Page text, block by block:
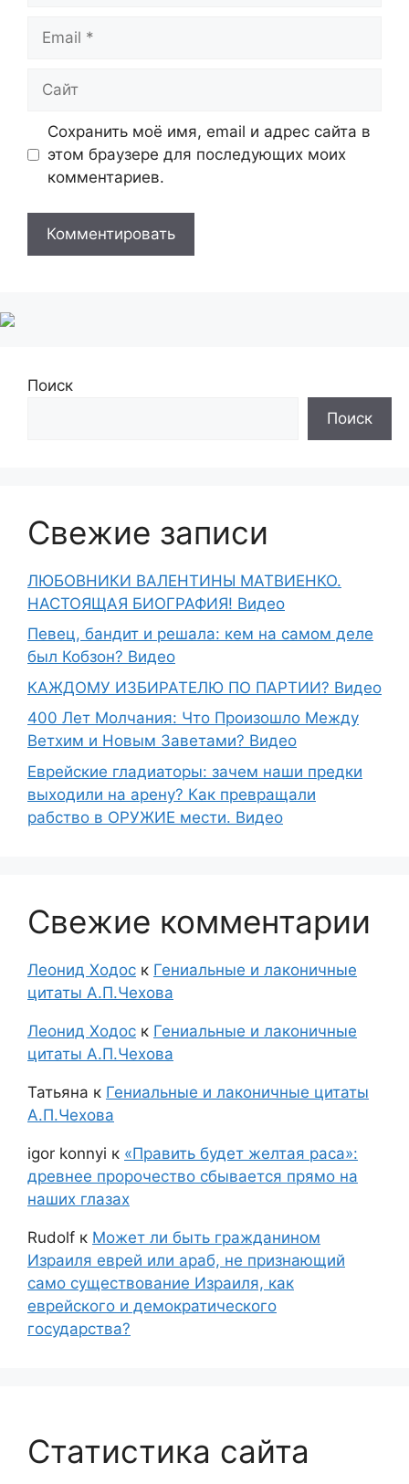
Email
Сайт
Сохранить моё имя, email и адрес сайта в
этом браузере для последующих моих
комментариев.
Поиск
Поиск
Свежие записи
ЛЮБОВНИКИ ВАЛЕНТИНЫ МАТВИЕНКО.
НАСТОЯЩАЯ БИОГРАФИЯ! Видео
Певец, бандит и решала: кем на самом деле
был Кобзон? Видео
КАЖДОМУ ИЗБИРАТЕЛЮ ПО ПАРТИИ? Видео
400 Лет Молчания: Что Произошло Между
Ветхим и Новым Заветами? Видео
Еврейские гладиаторы: зачем наши предки
выходили на арену? Как превращали
рабство в ОРУЖИЕ мести. Видео
Свежие комментарии
Леонид Ходос к Гениальные и лаконичные
цитаты А.П.Чехова
Леонид Ходос к Гениальные и лаконичные
цитаты А.П.Чехова
Татьяна к Гениальные и лаконичные цитаты
А.П.Чехова
igor konnyi к «Править будет желтая раса»:
древнее пророчество сбывается прямо на
наших глазах
Rudolf к Может ли быть гражданином
Израиля еврей или араб, не признающий
само существование Израиля, как
еврейского и демократического
государства?
Статистика сайта